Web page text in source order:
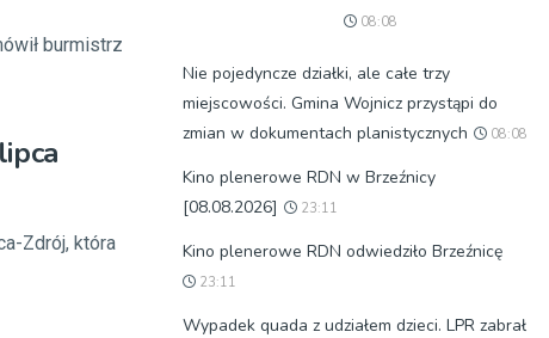
burmistrz
Zdrój, która
08:08
Nie pojedyncze działki, ale całe trzy
miejscowości. Gmina Wojnicz przystąpi do
zmian w dokumentach planistycznych
08:08
Kino plenerowe RDN w Brzeźnicy
[08.08.2026]
23:11
Kino plenerowe RDN odwiedziło Brzeźnicę
23:11
Wypadek quada z udziałem dzieci. LPR zabrał